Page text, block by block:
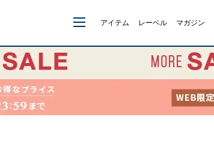
アイテム レーベル マガジン